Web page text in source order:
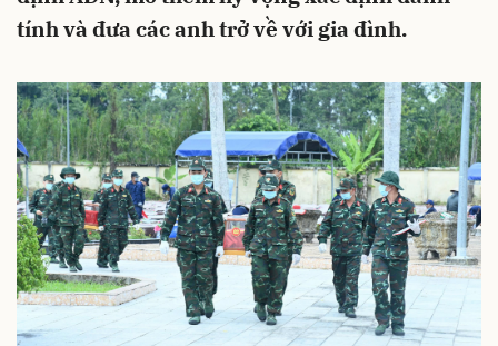
tính và đưa các anh trở về với gia đình.